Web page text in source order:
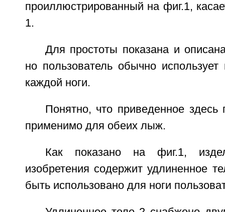
проиллюстрированный на фиг.1,
1.
Для простоты показана и
но пользователь обычно
каждой ноги.
Понятно, что приведенное здесь
применимо для обеих лыж.
Как показано на фиг.1,
изобретения содержит удлиненное
быть использовано для ноги